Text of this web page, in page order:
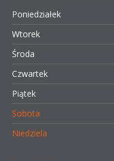
Poniedziałek
Wtorek
Środa
Czwartek
Piątek
Sobota
Niedziela